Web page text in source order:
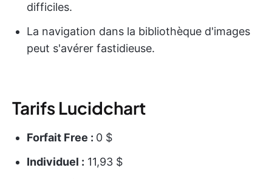
difficiles.
La navigation dans la bibliothèque d'images
peut s'avérer fastidieuse.
Tarifs Lucidchart
Forfait Free : 0 $
Individuel : 11,93 $